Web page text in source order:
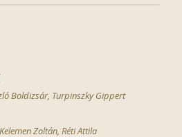
Boldizsár, Turpinszky Gippert
Kelemen Zoltán, Réti Attila